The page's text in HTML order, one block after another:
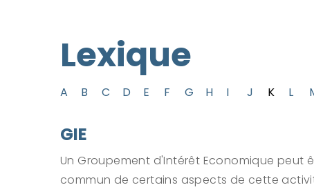
Lexique
A B C D E F G H I J K L
GIE
Un Groupement d'Intérêt Economique peut
commun de certains aspects de cette